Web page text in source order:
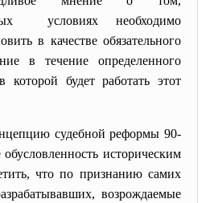
условиях необходимо
в качестве обязательного
в течение определенного
которой будет работать этот
судебной реформы 90-
историческим
что по признанию самих
возрождаемые